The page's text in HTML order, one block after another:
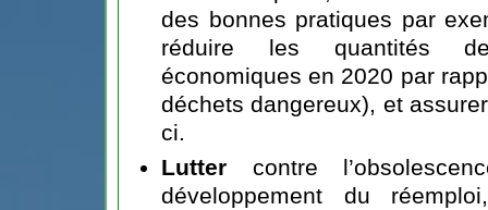
des bonnes pratiques par
réduire les quantités
économiques en 2020 par
déchets dangereux), et
ci.
Lutter contre
développement du